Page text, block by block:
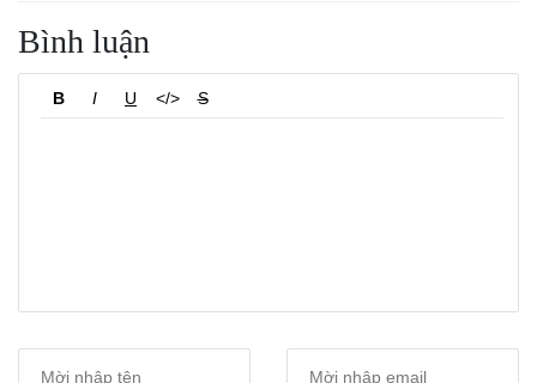
Bình luận
B I U </> S